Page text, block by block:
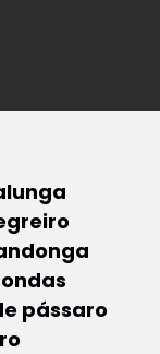
pássaro